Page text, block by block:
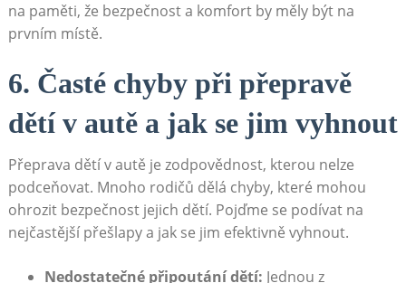
na paměti, že bezpečnost a komfort by měly být na
prvním místě.
6. Časté chyby při přepravě
dětí v autě a jak se jim vyhnout
Přeprava dětí v autě je zodpovědnost, kterou nelze
podceňovat. Mnoho rodičů dělá chyby, které mohou
ohrozit bezpečnost jejich dětí. Pojďme se podívat na
nejčastější přešlapy a jak se jim efektivně vyhnout.
Nedostatečné připoutání dětí: Jednou z